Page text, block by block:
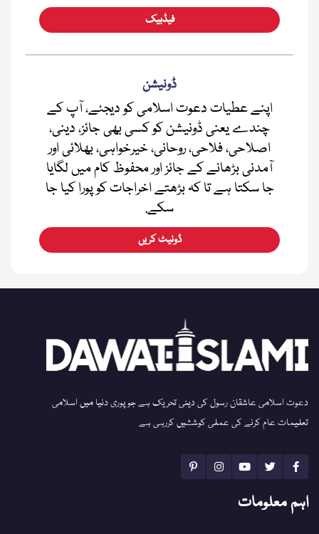
فیڈبیک
ڈونیشن
اپنے عطیات دعوت اسلامی کو دیجئے، آپ کے
چندے یعنی ڈونیشن کو کسی بھی جائز، دینی،
اصلاحی، فلاحی، روحانی، خیرخواہی، بھلائی اور
آمدنی بڑھانے کے جائز اور محفوظ کام میں لگایا
جا سکتا ہے تا کہ بڑھتے اخراجات کو پورا کیا جا
سکے.
ڈونیٹ کریں
دعوت اسلامی عاشقان رسول کی دینی تحریک ہے جو پوری دنیا میں اسلامی
تعلیمات عام کرنے کی عملی کوششیں کررہی ہے
اہم معلومات